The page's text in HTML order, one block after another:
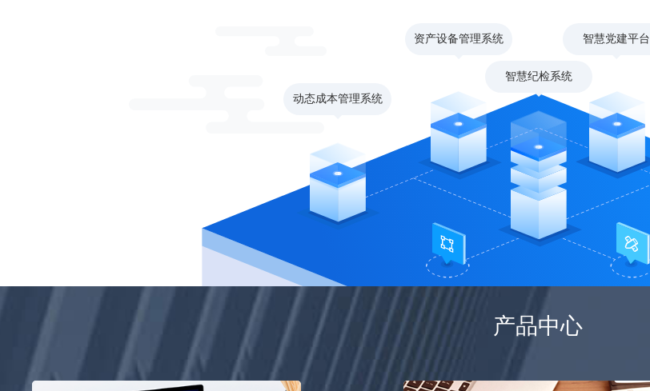
动态成本管理系统
资产设备管理系统
智慧纪检系统
智慧党建平台
产品中心